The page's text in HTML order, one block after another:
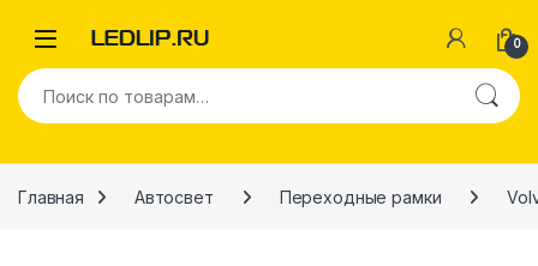
0
Искать:
Главная Автосвет Переходные рамки